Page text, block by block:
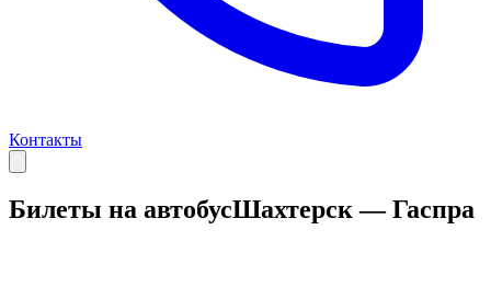
Контакты
Билеты на автобусШахтерск — Гаспра